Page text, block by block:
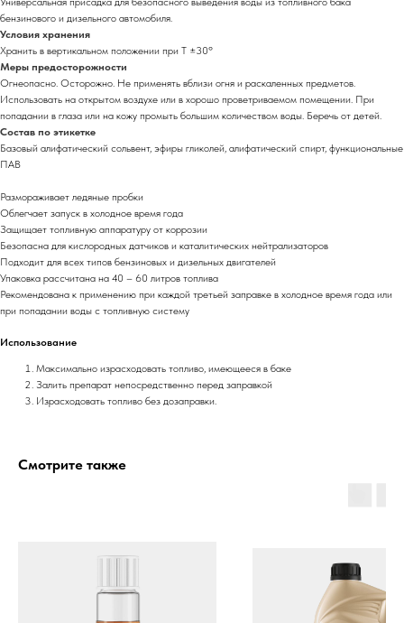
бензинового и дизельного автомобиля.
Условия хранения
Хранить в вертикальном положении при Т ±30º
Меры предосторожности
Огнеопасно. Осторожно. Не применять вблизи огня и раскаленных предметов.
Использовать на открытом воздухе или в хорошо проветриваемом помещении. При
попадании в глаза или на кожу промыть большим количеством воды. Беречь от детей.
Состав по этикетке
Базовый алифатический сольвент, эфиры гликолей, алифатический спирт, функциональные
ПАВ
Размораживает ледяные пробки
Облегчает запуск в холодное время года
Защищает топливную аппаратуру от коррозии
Безопасна для кислородных датчиков и каталитических нейтрализаторов
Подходит для всех типов бензиновых и дизельных двигателей
Упаковка рассчитана на 40 – 60 литров топлива
Рекомендована к применению при каждой третьей заправке в холодное время года или
при попадании воды с топливную систему
Использование
Максимально израсходовать топливо, имеющееся в баке
Залить препарат непосредственно перед заправкой
Израсходовать топливо без дозаправки.
Смотрите также